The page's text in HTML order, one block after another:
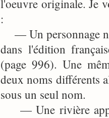
l'oeuvre originale. Je
:
— Un personnage
dans l'édition
(page 996). Une
deux noms différents
sous un seul nom.
— Une rivière